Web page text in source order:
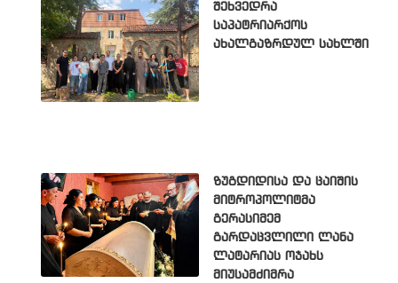
შეხვედრა
საპატრიარქოს
ახალგაზრდულ სახლში
ზუგდიდისა და ცაიშის
მიტროპოლიტმა
გერასიმემ
გარდაცვლილი ლანა
ლატარიას ოჯახს
მიუსამძიმრა